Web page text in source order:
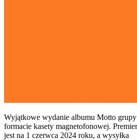
Wyjątkowe wydanie albumu Motto
formacie kasety magnetofonowej.
jest na 1 czerwca 2024 roku, a wysyłka